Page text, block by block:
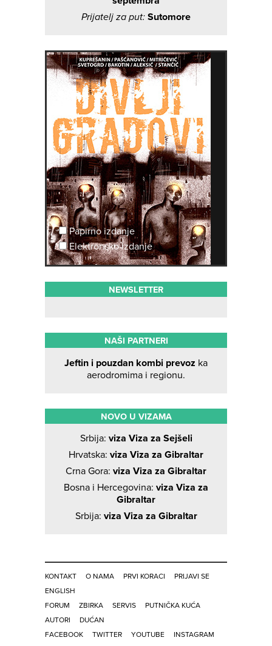
Prijatelj za put: Sutomore
Papirno izdanje
Elektronsko izdanje
NEWSLETTER
NAŠI PARTNERI
Jeftin i pouzdan kombi prevoz ka
aerodromima i regionu.
NOVO U VIZAMA
Srbija: viza Viza za Sejšeli
Hrvatska: viza Viza za Gibraltar
Crna Gora: viza Viza za Gibraltar
Bosna i Hercegovina: viza Viza za
Gibraltar
Srbija: viza Viza za Gibraltar
KONTAKT O NAMA PRVI KORACI
PRIJAVI SE
ENGLISH
FORUM
ZBIRKA SERVIS
PUTNIČKA KUĆA
AUTORI
DUĆAN
FACEBOOK
TWITTER YOUTUBE
INSTAGRAM